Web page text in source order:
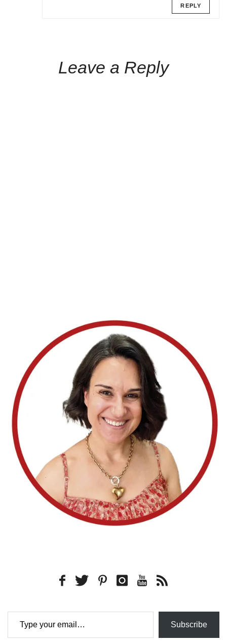
REPLY
Leave a Reply
Type your email…
Subscribe